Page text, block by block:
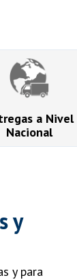
a Nivel
Nacional
y
y para